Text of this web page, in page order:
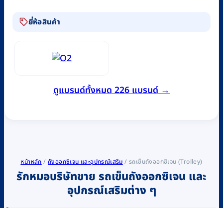
ยี่ห้อสินค้า
ดูแบรนด์ทั้งหมด 226 แบรนด์ →
หน้าหลัก / ถังออกซิเจน และอุปกรณ์เสริม / รถเข็นถังออกซิเจน (Trolley)
รักหมอบริษัทขาย รถเข็นถังออกซิเจน และ
อุปกรณ์เสริมต่าง ๆ